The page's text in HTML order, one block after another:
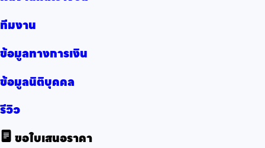
ทีมงาน
ข้อมูลทางการเงิน
ข้อมูลนิติบุคคล
รีวิว
ขอใบเสนอราคา